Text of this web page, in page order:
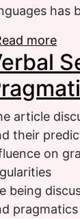
has
more
article
their
on
being